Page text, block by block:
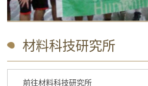
材料科技研究所
前往材料科技研究所